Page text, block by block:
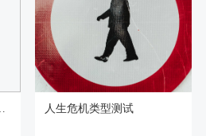
人生危机类型测试